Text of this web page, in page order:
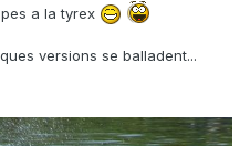
a la tyrex
versions se balladent...